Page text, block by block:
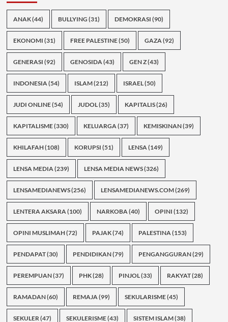
ANAK(44) BULLYING (31) DEMOKRASI (90)
EKONOMI (31) FREE PALESTINE(50) GAZA(92)
GENERASI (92) GENOSIDA(43) GEN Z(43)
INDONESIA(54) ISLAM(212) ISRAEL(50)
JUDI ONLINE(54) JUDOL(35) KAPITALIS(26)
KAPITALISME(330) KELUARGA(37) KEMISKINAN(39)
KHILAFAH(108) KORUPSI (51) LENSA(149)
LENSA MEDIA(239) LENSA MEDIA NEWS(326)
LENSAMEDIANEWS(256) LENSAMEDIANEWS.COM(269)
LENTERA AKSARA(100) NARKOBA(40) OPINI (132)
OPINI MUSLIMAH(72) PAJAK(74) PALESTINA(153)
PENDAPAT(30) PENDIDIKAN(79) PENGANGGURAN(29)
PEREMPUAN(37) PHK(28) PINJOL(33) RAKYAT(28)
RAMADAN(60) REMAJA(99) SEKULARISME(45)
SEKULER(47) SEKULERISME(43) SISTEM ISLAM(38)